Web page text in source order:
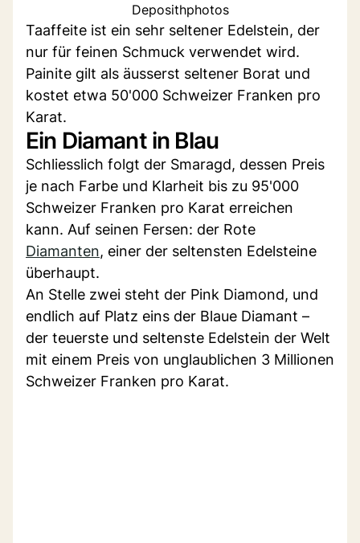
Deposithphotos
Taaffeite ist ein sehr seltener Edelstein, der
nur für feinen Schmuck verwendet wird.
Painite gilt als äusserst seltener Borat und
kostet etwa 50'000 Schweizer Franken pro
Karat.
Ein Diamant in Blau
Schliesslich folgt der Smaragd, dessen Preis
je nach Farbe und Klarheit bis zu 95'000
Schweizer Franken pro Karat erreichen
kann. Auf seinen Fersen: der Rote
Diamanten, einer der seltensten Edelsteine
überhaupt.
An Stelle zwei steht der Pink Diamond, und
endlich auf Platz eins der Blaue Diamant –
der teuerste und seltenste Edelstein der Welt
mit einem Preis von unglaublichen 3 Millionen
Schweizer Franken pro Karat.